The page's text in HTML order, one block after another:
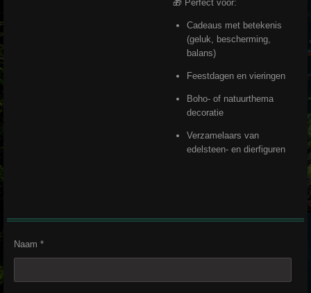
🎁 Perfect voor:
Cadeaus met betekenis
(geluk, bescherming,
balans)
Feestdagen en vieringen
Boho- of natuurthema
decoratie
Verzamelaars van
edelsteen- en dierfiguren
Naam *